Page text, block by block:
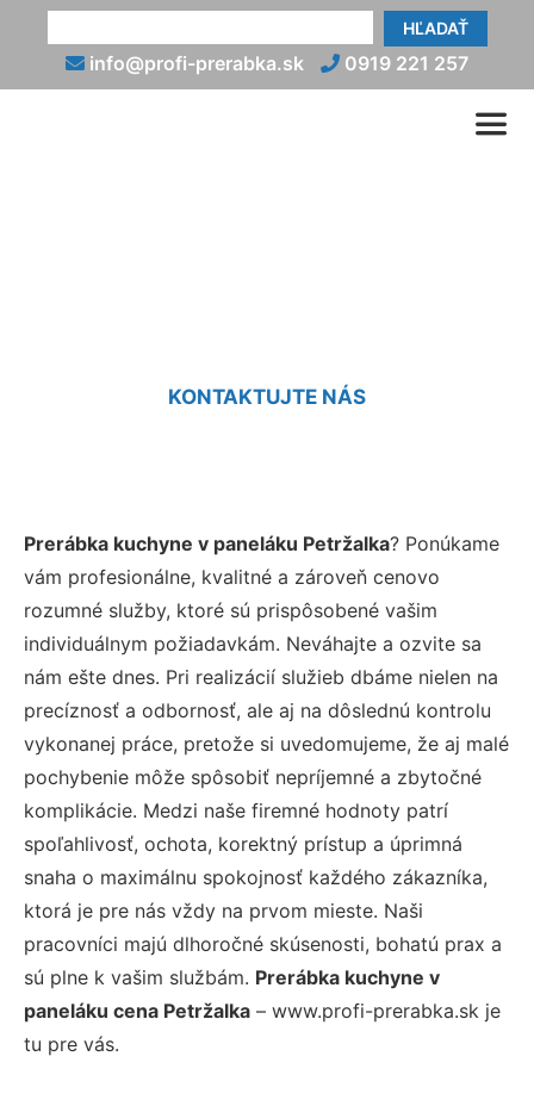
HĽADAŤ
info@profi-prerabka.sk 0919 221 257
KONTAKTUJTE NÁS
Prerábka kuchyne v paneláku Petržalka? Ponúkame
vám profesionálne, kvalitné a zároveň cenovo
rozumné služby, ktoré sú prispôsobené vašim
individuálnym požiadavkám. Neváhajte a ozvite sa
nám ešte dnes. Pri realizácií služieb dbáme nielen na
precíznosť a odbornosť, ale aj na dôslednú kontrolu
vykonanej práce, pretože si uvedomujeme, že aj malé
pochybenie môže spôsobiť nepríjemné a zbytočné
komplikácie. Medzi naše firemné hodnoty patrí
spoľahlivosť, ochota, korektný prístup a úprimná
snaha o maximálnu spokojnosť každého zákazníka,
ktorá je pre nás vždy na prvom mieste. Naši
pracovníci majú dlhoročné skúsenosti, bohatú prax a
sú plne k vašim službám. Prerábka kuchyne v
paneláku cena Petržalka – www.profi-prerabka.sk je
tu pre vás.